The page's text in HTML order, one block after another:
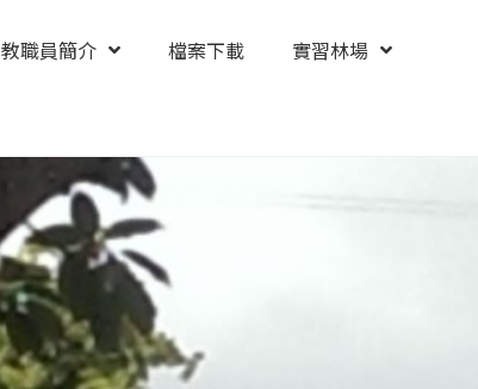
教職員簡介 檔案下載
實習林場